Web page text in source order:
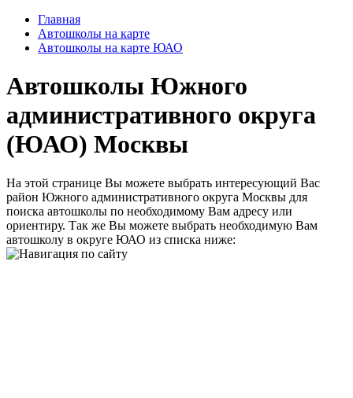
Главная
Автошколы на карте
Автошколы на карте ЮАО
Автошколы Южного
административного округа
(ЮАО) Москвы
На этой странице Вы можете выбрать интересующий Вас
район Южного административного округа Москвы для
поиска автошколы по необходимому Вам адресу или
ориентиру. Так же Вы можете выбрать необходимую Вам
автошколу в округе ЮАО из списка ниже: